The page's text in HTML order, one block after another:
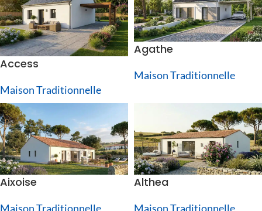
Access
Maison Traditionnelle
Agathe
Maison Traditionnelle
Aixoise
Maison Traditionnelle
Althea
Maison Traditionnelle